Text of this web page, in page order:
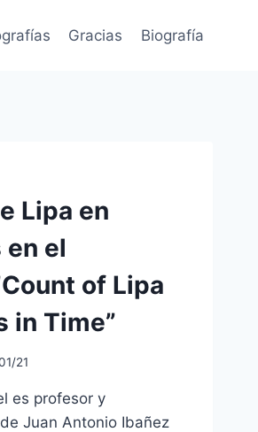
Gracias Biografía
Lipa en
en el
Count of Lipa
in Time”
21
es profesor y
Juan Antonio Ibañez